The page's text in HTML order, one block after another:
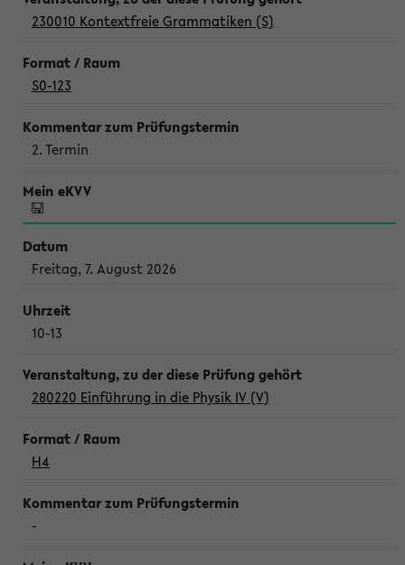
230010 Kontextfreie Grammatiken (S)
S0-123
2. Termin
Freitag, 7. August 2026
10-13
280220 Einführung in die Physik IV (V)
H4
-